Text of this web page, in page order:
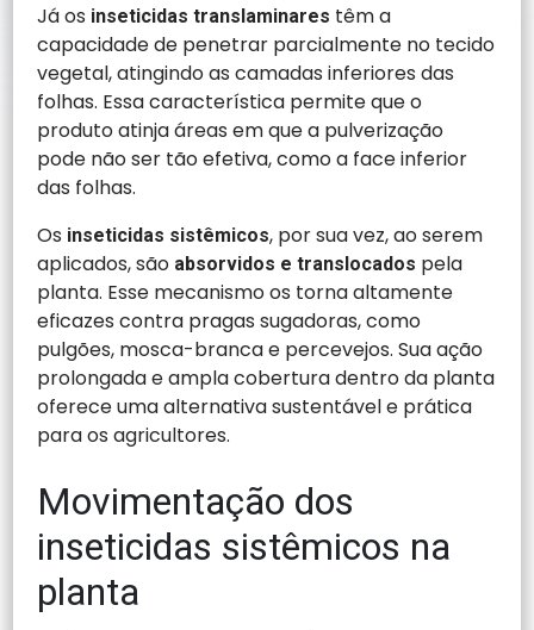
Já os inseticidas translaminares têm a
capacidade de penetrar parcialmente no tecido
vegetal, atingindo as camadas inferiores das
folhas. Essa característica permite que o
produto atinja áreas em que a pulverização
pode não ser tão efetiva, como a face inferior
das folhas.
Os inseticidas sistêmicos, por sua vez, ao serem
aplicados, são absorvidos e translocados pela
planta. Esse mecanismo os torna altamente
eficazes contra pragas sugadoras, como
pulgões, mosca-branca e percevejos. Sua ação
prolongada e ampla cobertura dentro da planta
oferece uma alternativa sustentável e prática
para os agricultores.
Movimentação dos
inseticidas sistêmicos na
planta